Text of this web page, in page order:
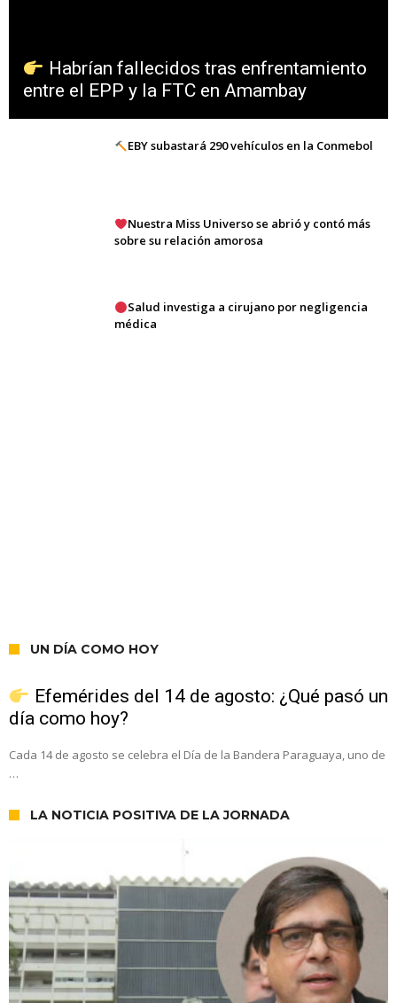
Habrían fallecidos tras enfrentamiento
entre el EPP y la FTC en Amambay
EBY subastará 290 vehículos en la Conmebol
Nuestra Miss Universo se abrió y contó más
sobre su relación amorosa
Salud investiga a cirujano por negligencia
médica
UN DÍA COMO HOY
Efemérides del 14 de agosto: ¿Qué pasó un
día como hoy?
Cada 14 de agosto se celebra el Día de la Bandera Paraguaya, uno de
…
LA NOTICIA POSITIVA DE LA JORNADA